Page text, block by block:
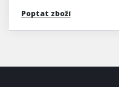
Poptat zboží